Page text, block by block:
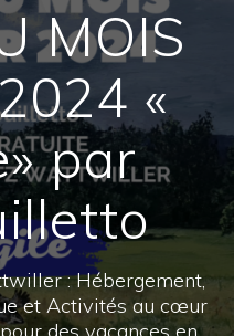
MOIS
«
par
: Hébergement,
et Activités au cœur